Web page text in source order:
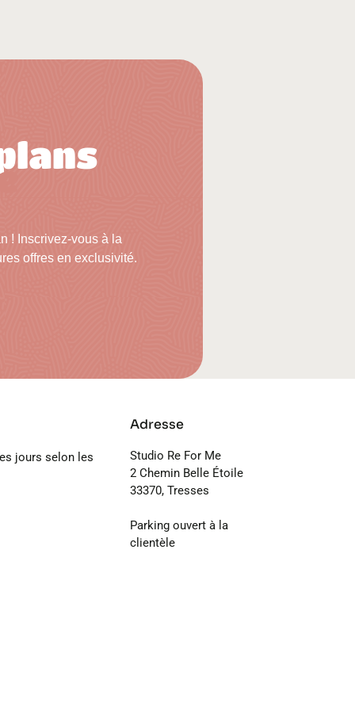
! Inscrivez-vous à la
offres en exclusivité.
jours selon les
Adresse
Studio Re For Me
2 Chemin Belle Étoile
33370, Tresses
Parking ouvert à la
clientèle